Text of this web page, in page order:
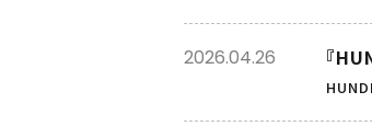
『
2026.04.26